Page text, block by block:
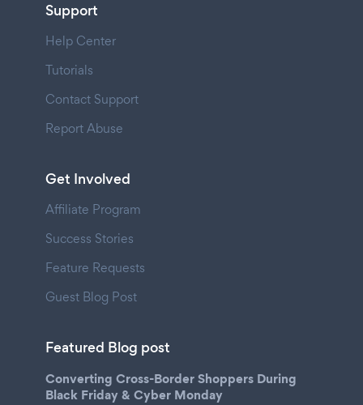
Support
Help Center
Tutorials
Contact Support
Report Abuse
Get Involved
Affiliate Program
Success Stories
Feature Requests
Guest Blog Post
Featured Blog post
Converting Cross-Border Shoppers During
Black Friday & Cyber Monday